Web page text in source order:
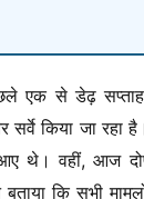
एक से डेढ़ सप्ताह
सर्वे किया जा रहा
थे। वहीं, आज
कि सभी